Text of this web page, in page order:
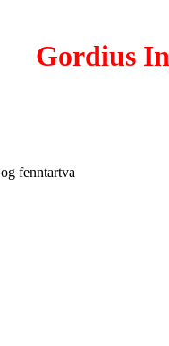
Gordius
fenntartva